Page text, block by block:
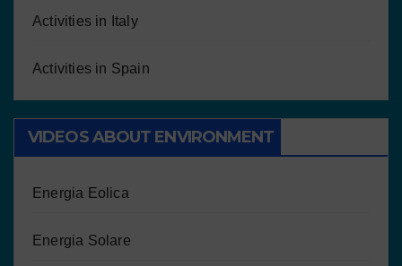
Activities in Italy
Activities in Spain
VIDEOS ABOUT ENVIRONMENT
Energia Eolica
Energia Solare